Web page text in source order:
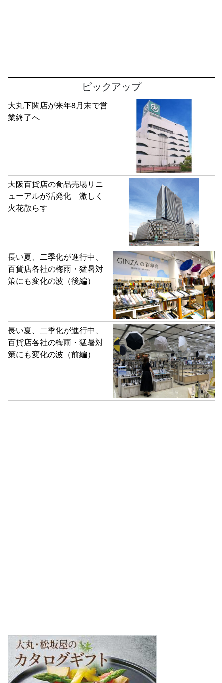
ピックアップ
大丸下関店が来年8月末で営
業終了へ
大阪百貨店の食品売場リニ
ューアルが活発化 激しく
火花散らす
長い夏、二季化が進行中、
百貨店各社の梅雨・猛暑対
策にも変化の波（後編）
長い夏、二季化が進行中、
百貨店各社の梅雨・猛暑対
策にも変化の波（前編）